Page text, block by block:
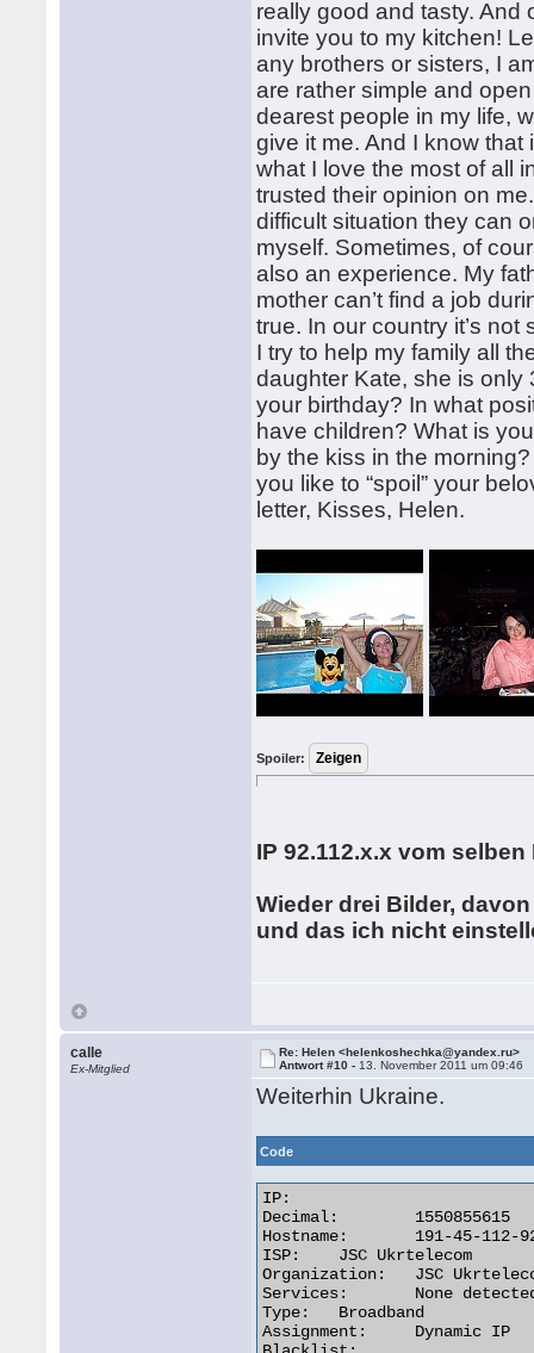
really good and tasty. And
invite you to my kitchen!
any brothers or sisters, I
are rather simple and
dearest people in my life,
give it me. And I know
what I love the most of all
trusted their opinion on
difficult situation they can
myself. Sometimes, of
also an experience. My
mother can’t find a job
true. In our country it’s
I try to help my family all
daughter Kate, she is
your birthday? In what
have children? What is
by the kiss in the
you like to “spoil” your
letter, Kisses, Helen.
Spoiler:
IP 92.112.x.x vom
Wieder drei Bilder,
und das ich nicht
calle
Ex-Mitglied
Re: Helen <helenkoshechka@yandex.ru>
Antwort #10 - 13. November 2011 um 09:46
Weiterhin Ukraine.
Code
IP:
Decimal:	1550855615
Hostname:	191-45-112-92.pool.ukrtel.net
ISP:	JSC Ukrtelecom
Organization:	JSC Ukrtelecom
Services:	None detected
Type:	Broadband
Assignment:	Dynamic IP